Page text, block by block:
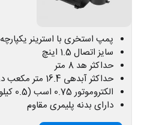
پمپ استخری با استرینر یکپارچه
سایز اتصال 1.5 اینچ
حداکثر هد 8 متر
حداکثر آبدهی 16.4 متر مکعب در ساعت
الکتروموتور 0.75 اسب (0.5 کیلووات)
دارای بدنه پلیمری مقاوم